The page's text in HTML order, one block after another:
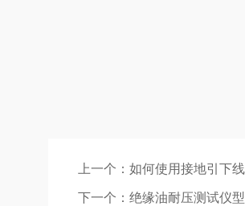
上一个： 如何使用接地引下
下一个： 绝缘油耐压测试仪